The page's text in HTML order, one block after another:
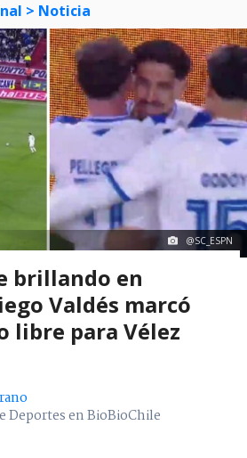
> Noticia
@SC_ESPN
brillando en
Valdés marcó
libre para Vélez
Deportes en BioBioChile